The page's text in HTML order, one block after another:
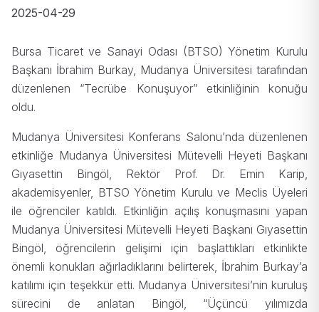
2025-04-29
Bursa Ticaret ve Sanayi Odası (BTSO) Yönetim Kurulu
Başkanı İbrahim Burkay, Mudanya Üniversitesi tarafından
düzenlenen “Tecrübe Konuşuyor” etkinliğinin konuğu
oldu.
Mudanya Üniversitesi Konferans Salonu’nda düzenlenen
etkinliğe Mudanya Üniversitesi Mütevelli Heyeti Başkanı
Gıyasettin Bingöl, Rektör Prof. Dr. Emin Karip,
akademisyenler, BTSO Yönetim Kurulu ve Meclis Üyeleri
ile öğrenciler katıldı. Etkinliğin açılış konuşmasını yapan
Mudanya Üniversitesi Mütevelli Heyeti Başkanı Gıyasettin
Bingöl, öğrencilerin gelişimi için başlattıkları etkinlikte
önemli konukları ağırladıklarını belirterek, İbrahim Burkay’a
katılımı için teşekkür etti. Mudanya Üniversitesi’nin kuruluş
sürecini de anlatan Bingöl, “Üçüncü yılımızda